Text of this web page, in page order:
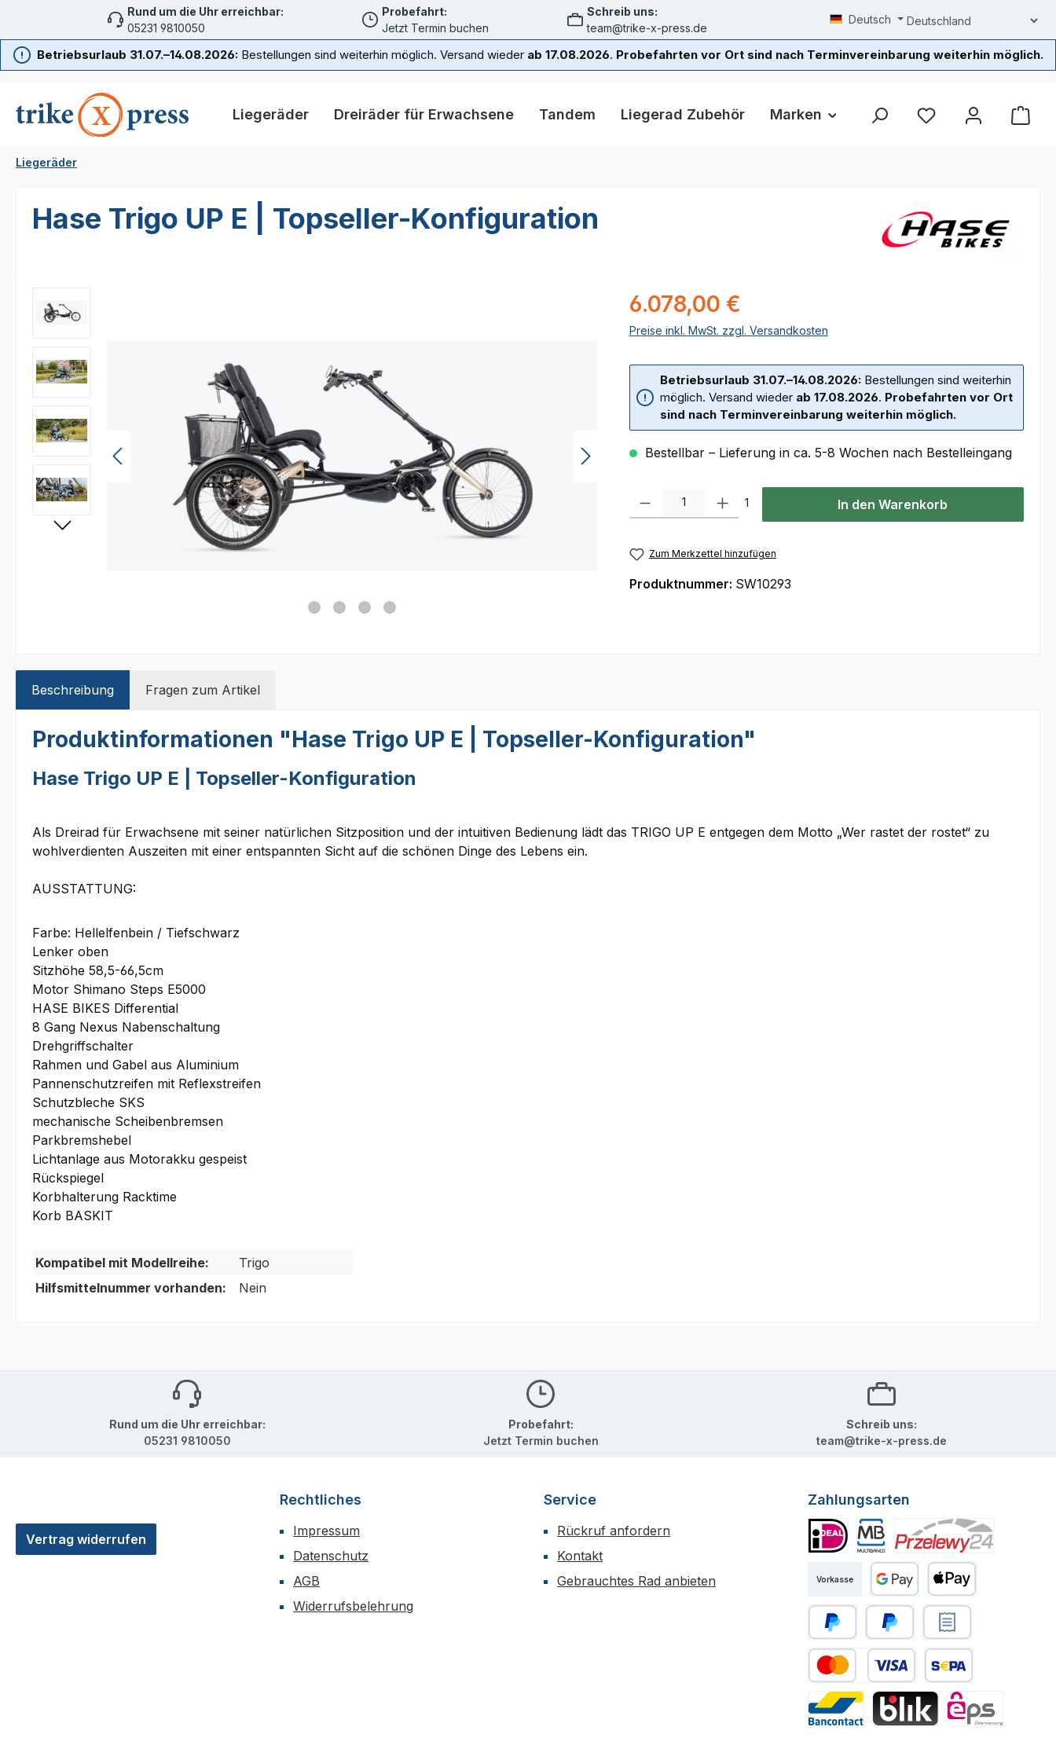
Hauptinhalt springen
Zur Suche springen
Zur Hauptnavigation springenRund um die Uhr erreichbar:
05231 9810050
Probefahrt:
Jetzt Termin buchen
Schreib uns:
team@trike-x-press.de
Deutsch
Betriebsurlaub 31.07.–14.08.2026:Bestellungen sind weiterhin möglich. Versand wieder ab 17.08.2026. Probefahrten vor Ort sind nach Terminvereinbarung weiterhin möglich.
Liegeräder Dreiräder für Erwachsene Tandem Liegerad Zubehör Marken Beratung / Probefahrt
Liegeräder
Hase Trigo UP E | Topseller-Konfiguration
Regulärer Preis:
6.078,00 €
Preise inkl. MwSt. zzgl. Versandkosten
Betriebsurlaub 31.07.–14.08.2026:Bestellungen sind weiterhin
möglich. Versand wieder ab 17.08.2026. Probefahrten vor Ort
sind nach Terminvereinbarung weiterhin möglich.
Bestellbar – Lieferung in ca. 5-8 Wochen nach Bestelleingang
Produkt Anzahl: Gib den gewünschten Wert ein oder benutze die Schaltflächen
1 In den Warenkorb
Zum Merkzettel hinzufügen
Produktnummer: SW10293
Beschreibung Fragen zum Artikel
Produktinformationen "Hase Trigo UP E | Topseller-Konfiguration"
Hase Trigo UP E | Topseller-Konfiguration
Als Dreirad für Erwachsene mit seiner natürlichen Sitzposition und der intuitiven Bedienung lädt das TRIGO UP E entgegen dem Motto „Wer rastet der rostet“ zu
wohlverdienten Auszeiten mit einer entspannten Sicht auf die schönen Dinge des Lebens ein.
AUSSTATTUNG:
Farbe: Hellelfenbein / Tiefschwarz
Lenker oben
Sitzhöhe 58,5-66,5cm
Motor Shimano Steps E5000
HASE BIKES Differential
8 Gang Nexus Nabenschaltung
Drehgriffschalter
Rahmen und Gabel aus Aluminium
Pannenschutzreifen mit Reflexstreifen
Schutzbleche SKS
mechanische Scheibenbremsen
Parkbremshebel
Lichtanlage aus Motorakku gespeist
Rückspiegel
Korbhalterung Racktime
Korb BASKIT
Kompatibel mit Modellreihe:
Trigo
Hilfsmittelnummer vorhanden:
Nein
Rund um die Uhr erreichbar:
05231 9810050
Probefahrt:
Jetzt Termin buchen
Schreib uns:
team@trike-x-press.de
Vertrag widerrufen
Rechtliches
Impressum
Datenschutz
AGB
Widerrufsbelehrung
Service
Rückruf anfordern
Kontakt
Gebrauchtes Rad anbieten
Zahlungsarten
PayPal
Google PayApple Pay
Später BezahlenRechnungskauf
Kredit- oder DebitkarteSEPA Lastschrift
MultibancoPrzelewy24
Vorkasse